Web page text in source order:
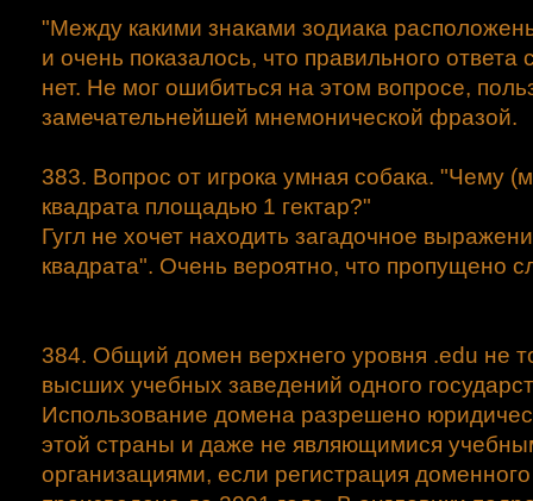
"Между какими знаками зодиака
и очень показалось, что правильного ответа
нет. Не мог ошибиться на этом вопросе,
замечательнейшей мнемонической фразой.
383. Вопрос от игрока умная собака. "Чему
квадрата площадью 1 гектар?"
Гугл не хочет находить загадочное
квадрата". Очень вероятно, что пропущено
384. Общий домен верхнего уровня .edu не
высших учебных заведений одного
Использование домена разрешено
этой страны и даже не являющимися
организациями, если регистрация